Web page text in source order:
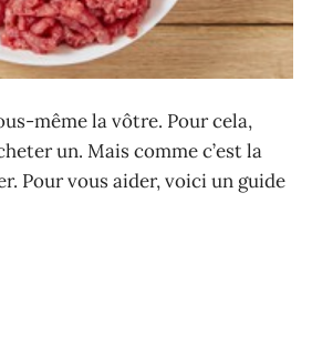
même la vôtre. Pour cela,
un. Mais comme c’est la
Pour vous aider, voici un guide